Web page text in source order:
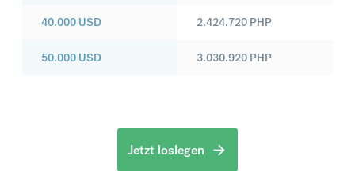
40.000 USD
50.000 USD
2.424.720 PHP
3.030.920 PHP
Jetzt loslegen